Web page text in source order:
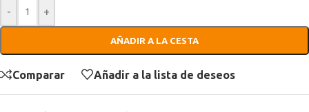
- +
AÑADIR A LA CESTA
Comparar Añadir a la lista de deseos